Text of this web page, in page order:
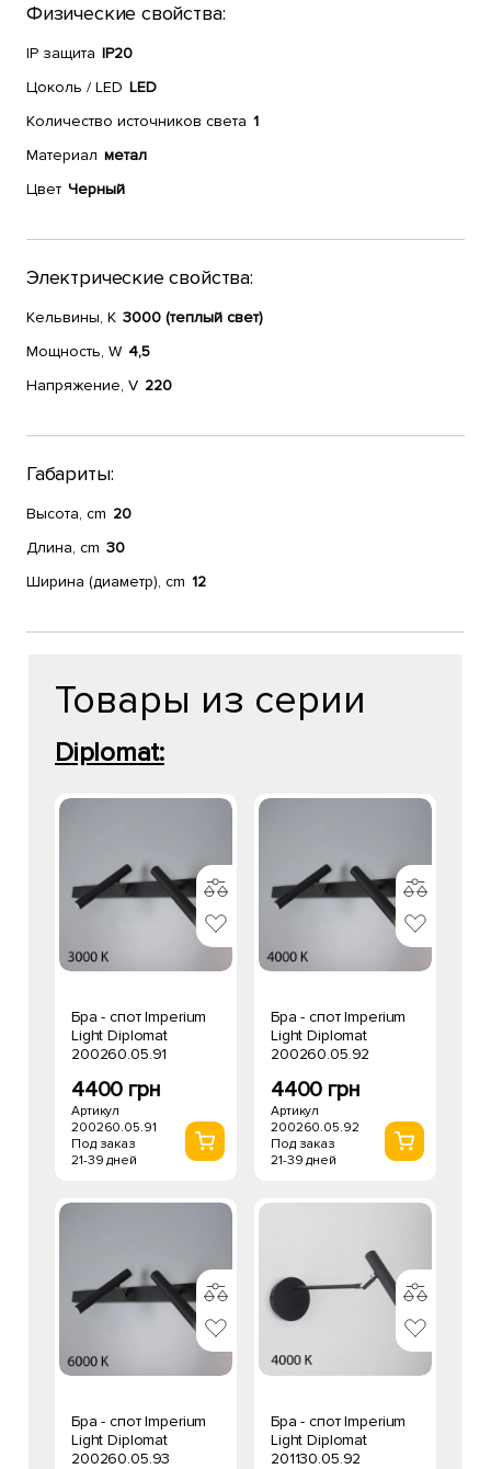
Физические свойства:
IP защита IP20
Цоколь / LED LED
Количество источников света 1
Материал метал
Цвет Черный
Электрические свойства:
Кельвины, К 3000 (теплый свет)
Мощность, W 4,5
Напряжение, V 220
Габариты:
Высота, cm 20
Длина, cm 30
Ширина (диаметр), cm 12
Товары из серии
Diplomat:
Бра - спот Imperium
Light Diplomat
200260.05.91
4400 грн
Артикул
200260.05.91
Под заказ
21-39 дней
Бра - спот Imperium
Light Diplomat
200260.05.92
4400 грн
Артикул
200260.05.92
Под заказ
21-39 дней
Бра - спот Imperium
Light Diplomat
200260.05.93
Бра - спот Imperium
Light Diplomat
201130.05.92